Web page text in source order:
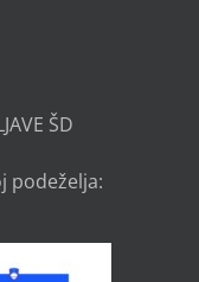
ŠD
podeželja: